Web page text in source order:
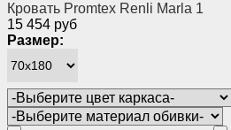
Кровать Promtex Renli Marla 1
15 454 руб
Размер: